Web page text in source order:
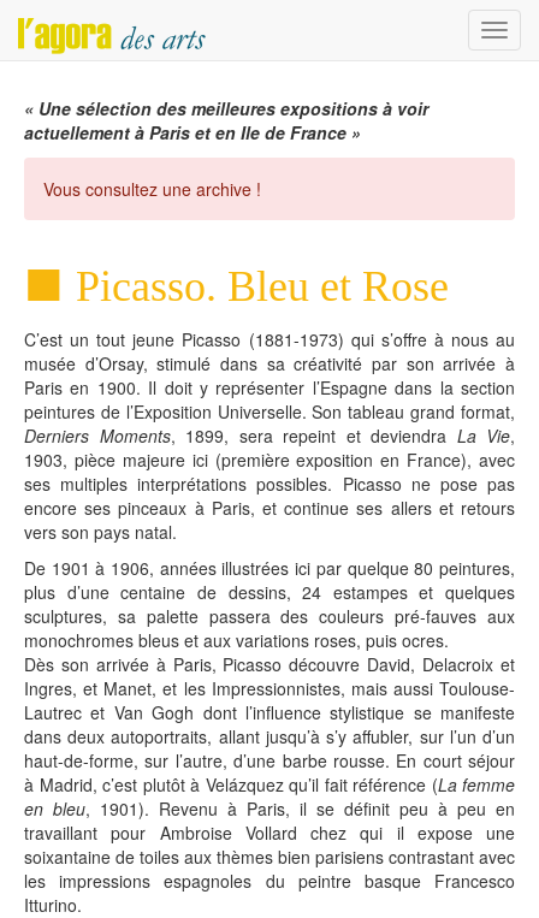
Menu
« Une sélection des meilleures expositions à voir
actuellement à Paris et en Ile de France »
Vous consultez une archive !
Picasso. Bleu et Rose
C’est un tout jeune Picasso (1881-1973) qui s’offre à nous au
musée d’Orsay, stimulé dans sa créativité par son arrivée à
Paris en 1900. Il doit y représenter l’Espagne dans la section
peintures de l’Exposition Universelle. Son tableau grand format,
Derniers Moments, 1899, sera repeint et deviendra La Vie,
1903, pièce majeure ici (première exposition en France), avec
ses multiples interprétations possibles. Picasso ne pose pas
encore ses pinceaux à Paris, et continue ses allers et retours
vers son pays natal.
De 1901 à 1906, années illustrées ici par quelque 80 peintures,
plus d’une centaine de dessins, 24 estampes et quelques
sculptures, sa palette passera des couleurs pré-fauves aux
monochromes bleus et aux variations roses, puis ocres.
Dès son arrivée à Paris, Picasso découvre David, Delacroix et
Ingres, et Manet, et les Impressionnistes, mais aussi Toulouse-
Lautrec et Van Gogh dont l’influence stylistique se manifeste
dans deux autoportraits, allant jusqu’à s’y affubler, sur l’un d’un
haut-de-forme, sur l’autre, d’une barbe rousse. En court séjour
à Madrid, c’est plutôt à Velázquez qu’il fait référence (La femme
en bleu, 1901). Revenu à Paris, il se définit peu à peu en
travaillant pour Ambroise Vollard chez qui il expose une
soixantaine de toiles aux thèmes bien parisiens contrastant avec
les impressions espagnoles du peintre basque Francesco
Itturino.